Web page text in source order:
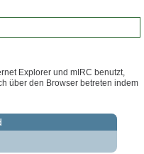
Explorer und mIRC benutzt,
über den Browser betreten indem